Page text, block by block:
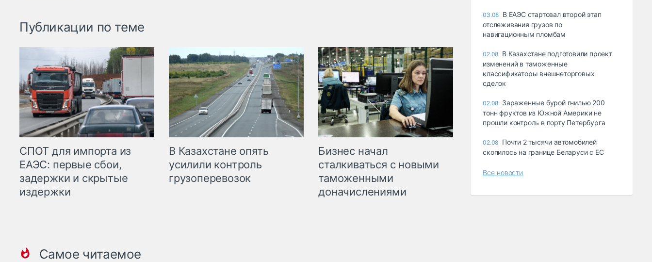
Публикации по теме
СПОТ для импорта из
ЕАЭС: первые сбои,
задержки и скрытые
издержки
В Казахстане опять
усилили контроль
грузоперевозок
Бизнес начал
сталкиваться с новыми
таможенными
доначислениями
Самое читаемое
03.08 В ЕАЭС стартовал второй этап
отслеживания грузов по
навигационным пломбам
02.08 В Казахстане подготовили проект
изменений в таможенные
классификаторы внешнеторговых
сделок
02.08 Зараженные бурой гнилью 200
тонн фруктов из Южной Америки не
прошли контроль в порту Петербурга
02.08 Почти 2 тысячи автомобилей
скопилось на границе Беларуси с ЕС
Все новости